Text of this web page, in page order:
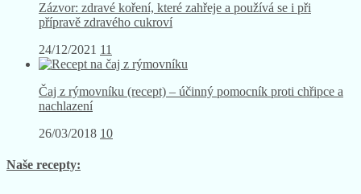
Zázvor: zdravé koření, které zahřeje a používá se i při
přípravě zdravého cukroví
24/12/2021 11
Čaj z rýmovníku (recept) – účinný pomocník proti chřipce a
nachlazení
26/03/2018 10
Naše recepty: